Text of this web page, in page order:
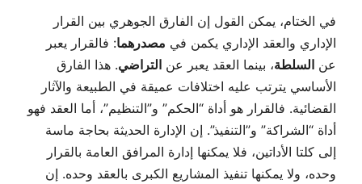
في الختام، يمكن القول إن الفارق الجوهري بين القرار
الإداري والعقد الإداري يكمن في مصدرهما: فالقرار يعبر
عن السلطة، بينما العقد يعبر عن التراضي. هذا الفارق
الأساسي يترتب عليه اختلافات عميقة في الطبيعة والآثار
القضائية. فالقرار هو أداة “الحكم” و”التنظيم”، أما العقد فهو
أداة “الشراكة” و”التنفيذ”. إن الإدارة الحديثة بحاجة ماسة
إلى كلتا الأداتين، فلا يمكنها إدارة المرافق العامة بالقرار
وحده، ولا يمكنها تنفيذ المشاريع الكبرى بالعقد وحده. إن